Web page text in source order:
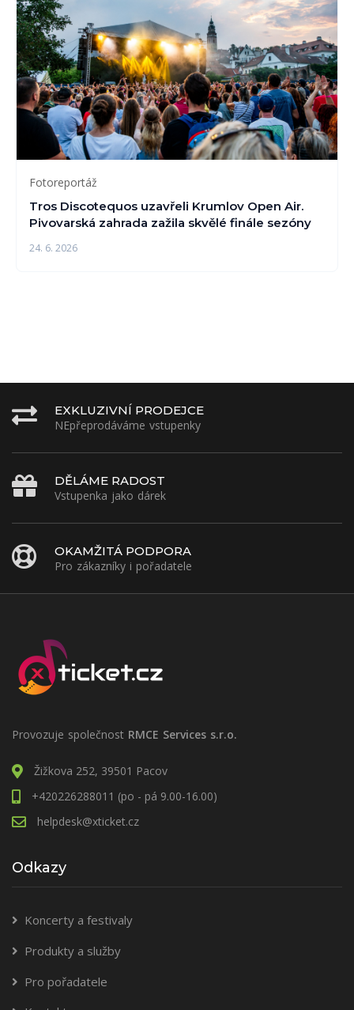
Fotoreportáž
Tros Discotequos uzavřeli Krumlov Open Air.
Pivovarská zahrada zažila skvělé finále sezóny
24. 6. 2026
EXKLUZIVNÍ PRODEJCE
NEpřeprodáváme vstupenky
DĚLÁME RADOST
Vstupenka jako dárek
OKAMŽITÁ PODPORA
Pro zákazníky i pořadatele
Provozuje společnost RMCE Services s.r.o.
Žižkova 252, 39501 Pacov
+420226288011 (po - pá 9.00-16.00)
helpdesk@xticket.cz
Odkazy
Koncerty a festivaly
Produkty a služby
Pro pořadatele